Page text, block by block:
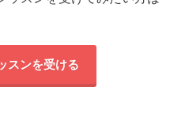
スンを受ける